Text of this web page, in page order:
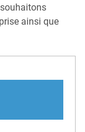
ainsi que